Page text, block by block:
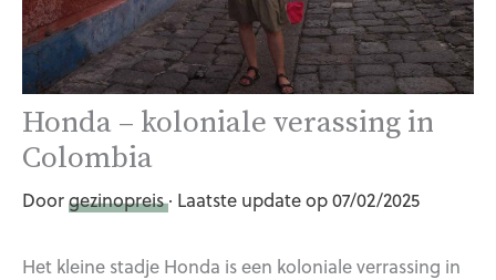
Honda – koloniale verassing in
Colombia
Doorgezinopreis· Laatste update op 07/02/2025
Het kleine stadje Honda is een koloniale verrassing in